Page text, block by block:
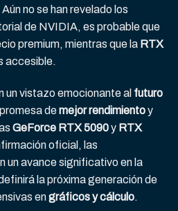
Aún no se han revelado los
de NVIDIA, es probable que
premium, mientras que la RTX
accesible.
vistazo emocionante al futuro
demejor rendimientoy
GeForce RTX 5090y RTX
oficial, las
un avance significativo en la
la próxima generación de
engráficos y cálculo.